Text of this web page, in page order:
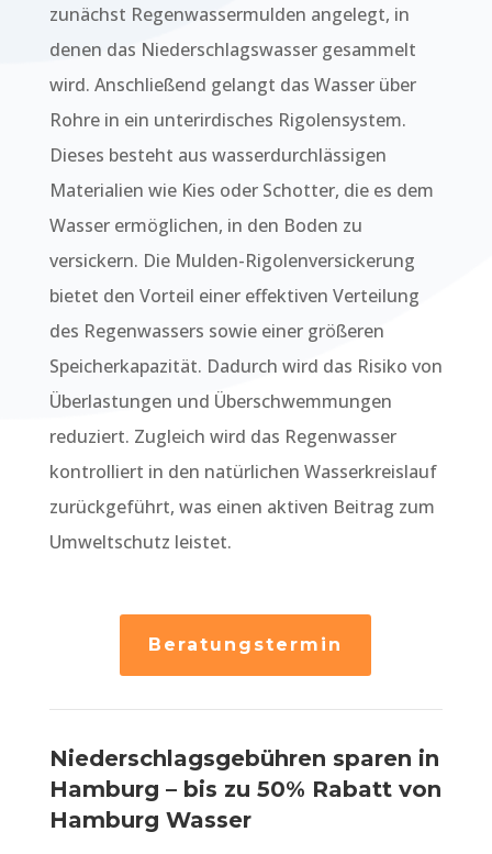
zunächst Regenwassermulden angelegt, in
denen das Niederschlagswasser gesammelt
wird. Anschließend gelangt das Wasser über
Rohre in ein unterirdisches Rigolensystem.
Dieses besteht aus wasserdurchlässigen
Materialien wie Kies oder Schotter, die es dem
Wasser ermöglichen, in den Boden zu
versickern. Die Mulden-Rigolenversickerung
bietet den Vorteil einer effektiven Verteilung
des Regenwassers sowie einer größeren
Speicherkapazität. Dadurch wird das Risiko von
Überlastungen und Überschwemmungen
reduziert. Zugleich wird das Regenwasser
kontrolliert in den natürlichen Wasserkreislauf
zurückgeführt, was einen aktiven Beitrag zum
Umweltschutz leistet.
Beratungstermin
Niederschlagsgebühren sparen in
Hamburg – bis zu 50% Rabatt von
Hamburg Wasser